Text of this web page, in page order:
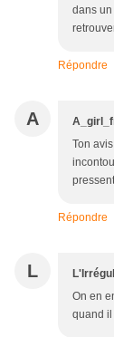
dans
Répondre
A
Ton
Répondre
L
On en
quand il